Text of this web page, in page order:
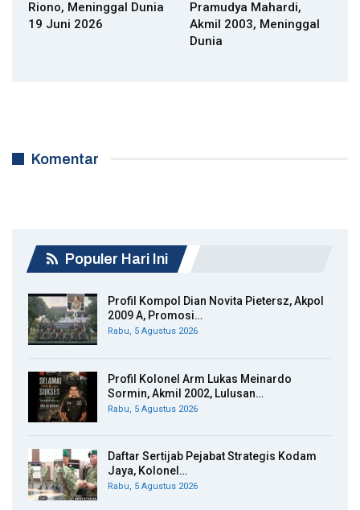
Riono, Meninggal Dunia
19 Juni 2026
Pramudya Mahardi,
Akmil 2003, Meninggal
Dunia
Komentar
Populer Hari Ini
Profil Kompol Dian Novita Pietersz, Akpol
2009 A, Promosi…
Rabu, 5 Agustus 2026
Profil Kolonel Arm Lukas Meinardo
Sormin, Akmil 2002, Lulusan…
Rabu, 5 Agustus 2026
Daftar Sertijab Pejabat Strategis Kodam
Jaya, Kolonel…
Rabu, 5 Agustus 2026